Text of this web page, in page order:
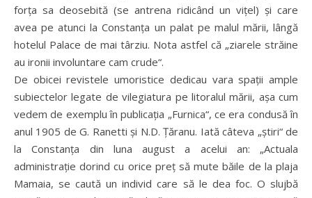
forța sa deosebită (se antrena ridicând un vițel) și care
avea pe atunci la Constanța un palat pe malul mării, lângă
hotelul Palace de mai târziu. Nota astfel că „ziarele străine
au ironii involuntare cam crude“.
De obicei revistele umoristice dedicau vara spații ample
subiectelor legate de vilegiatura pe litoralul mării, așa cum
vedem de exemplu în publicația „Furnica“, ce era condusă în
anul 1905 de G. Ranetti și N.D. Țăranu. Iată câteva „știri“ de
la Constanța din luna august a acelui an: „Actuala
administrație dorind cu orice preț să mute băile de la plaja
Mamaia, se caută un individ care să le dea foc. O slujbă